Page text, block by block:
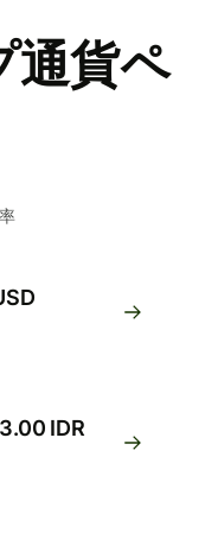
通貨ペ
IDR